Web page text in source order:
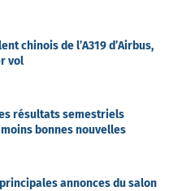
chinois de l’A319 d’Airbus,
vol
résultats semestriels
bonnes nouvelles
annonces du salon